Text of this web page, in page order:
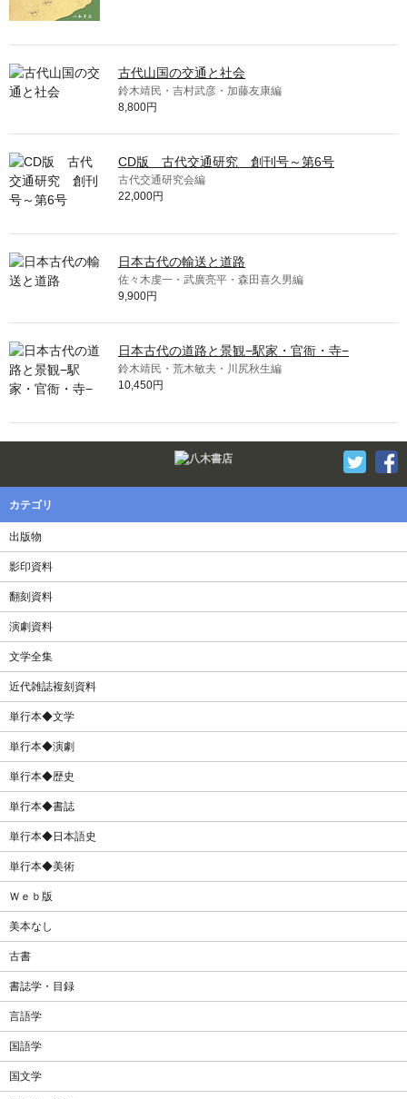
古代山国の交通と社会
鈴木靖民・吉村武彦・加藤友康編
8,800円
CD版 古代交通研究 創刊号～第6号
古代交通研究会編
22,000円
日本古代の輸送と道路
佐々木虔一・武廣亮平・森田喜久男編
9,900円
日本古代の道路と景観−駅家・官衙・寺−
鈴木靖民・荒木敏夫・川尻秋生編
10,450円
Twitter
カテゴリ
出版物
影印資料
翻刻資料
演劇資料
文学全集
近代雑誌複刻資料
単行本◆文学
単行本◆演劇
単行本◆歴史
単行本◆書誌
単行本◆日本語史
単行本◆美術
Ｗｅｂ版
美本なし
古書
書誌学・目録
言語学
国語学
国文学